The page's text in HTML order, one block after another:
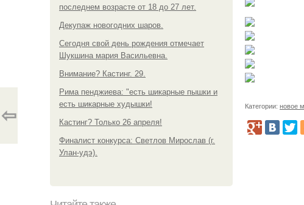
последнем возрасте от 18 до 27 лет.
Декупаж новогодних шаров.
Сегодня свой день рождения отмечает
Шукшина мария Васильевна.
Внимание? Кастинг. 29.
Рима пенджиева: "есть шикарные пышки и
есть шикарные худышки!
Кастинг? Только 26 апреля!
Финалист конкурса: Светлов Мирослав (г.
Улан-удэ).
Категории: новое
⇦